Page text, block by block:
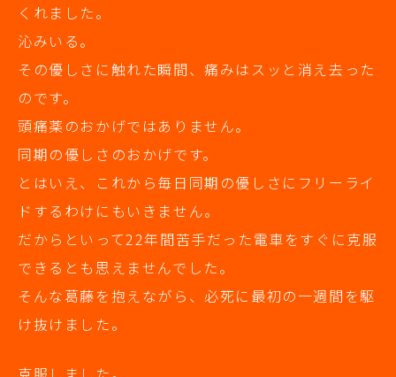
くれました。
沁みいる。
その優しさに触れた瞬間、痛みはスッと消え去った
のです。
頭痛薬のおかげではありません。
同期の優しさのおかげです。
とはいえ、これから毎日同期の優しさにフリーライ
ドするわけにもいきません。
だからといって22年間苦手だった電車をすぐに克服
できるとも思えませんでした。
そんな葛藤を抱えながら、必死に最初の一週間を駆
け抜けました。